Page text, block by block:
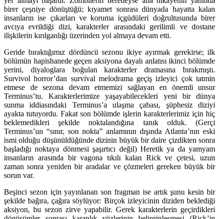
birer çeşniye dönüştüğü; kıyamet sonrası dünyada hayatta kalan
insanların ise çıkarları ve koruma içgüdüleri doğrultusunda birer
avcıya evrildiği dizi, karakterler arasındaki gerilimli ve dostane
ilişkilerin kırılganlığı üzerinden yol almaya devam etti.
Geride bıraktığımız dördüncü sezonu ikiye ayırmak gerekirse; ilk
bölümün hapishanede geçen aksiyona dayalı anlatısı ikinci bölümde
yerini, diyaloglara boğulan karakterler dramasına bırakmıştı.
Survivol horror’dan survival melodrama geçiş izleyici çok tatmin
etmese de sezona devam etmemizi sağlayan en önemli unsur
Terminus’tu. Karakterlerimize yaşayabilecekleri yeni bir dünya
sunma iddiasındaki Terminus’a ulaşma çabası, şüphesiz diziyi
ayakta tutuyordu. Fakat son bölümde işlerin karakterlerimiz için hiç
beklemedikleri şekilde noktalandığına tanık olduk. (Gerçi
Terminus’un “sınır, son nokta” anlamının dışında Atlanta’nın eski
ismi olduğu düşünüldüğünde dizinin büyük bir daire çizdikten sonra
başladığı noktaya dönmesi şaşırtıcı değil) Heretik ya da yamyam
insanların arasında bir vagona tıkılı kalan Rick ve çetesi, uzun
zaman sonra yeniden bir aradalar ve çözmeleri gereken büyük bir
sorun var.
Beşinci sezon için yayınlanan son fragman ise artık şunu kesin bir
şekilde bağıra, çağıra söylüyor: Birçok izleyicinin diziden beklediği
aksiyon, bu sezon zirve yapabilir. Gerek karakterlerin geçirdikleri